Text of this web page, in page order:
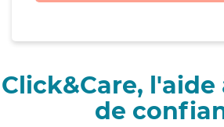
Click&Care,
de